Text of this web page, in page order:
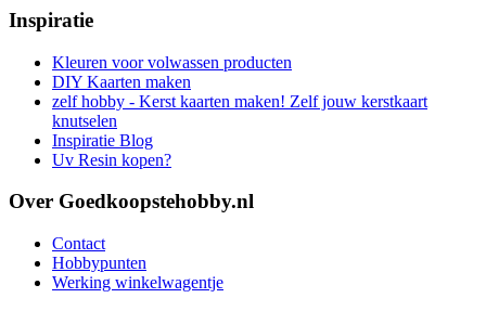
Inspiratie
Kleuren voor volwassen producten
DIY Kaarten maken
zelf hobby - Kerst kaarten maken! Zelf jouw kerstkaart
knutselen
Inspiratie Blog
Uv Resin kopen?
Over Goedkoopstehobby.nl
Contact
Hobbypunten
Werking winkelwagentje